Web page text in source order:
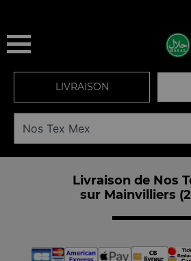
LIVRAISON
Livraison de Nos
sur Mainvilliers